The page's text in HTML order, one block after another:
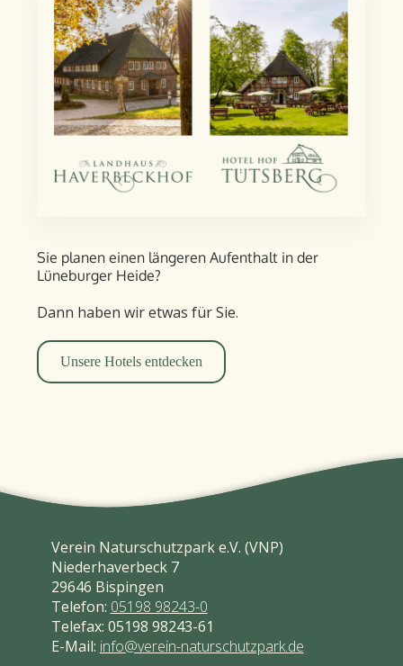
Sie planen einen längeren Aufent­halt in der
Lüneburger Heide?
Dann haben wir etwas für Sie.
Unsere Hotels entdecken
Verein Naturschutzpark e.V. (VNP)
Niederhaverbeck 7
29646 Bispingen
Telefon: 05198 98243-0
Telefax: 05198 98243-61
E-Mail: info@verein-naturschutzpark.de